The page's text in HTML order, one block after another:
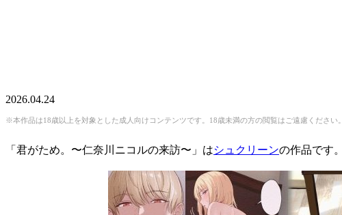
2026.04.24
※本作品は18歳以上を対象とした成人向けコンテンツです。18歳未満の方の閲覧はご遠慮ください。
「君がため。〜仁奈川ニコルの来訪〜」はシュクリーンの作品です。